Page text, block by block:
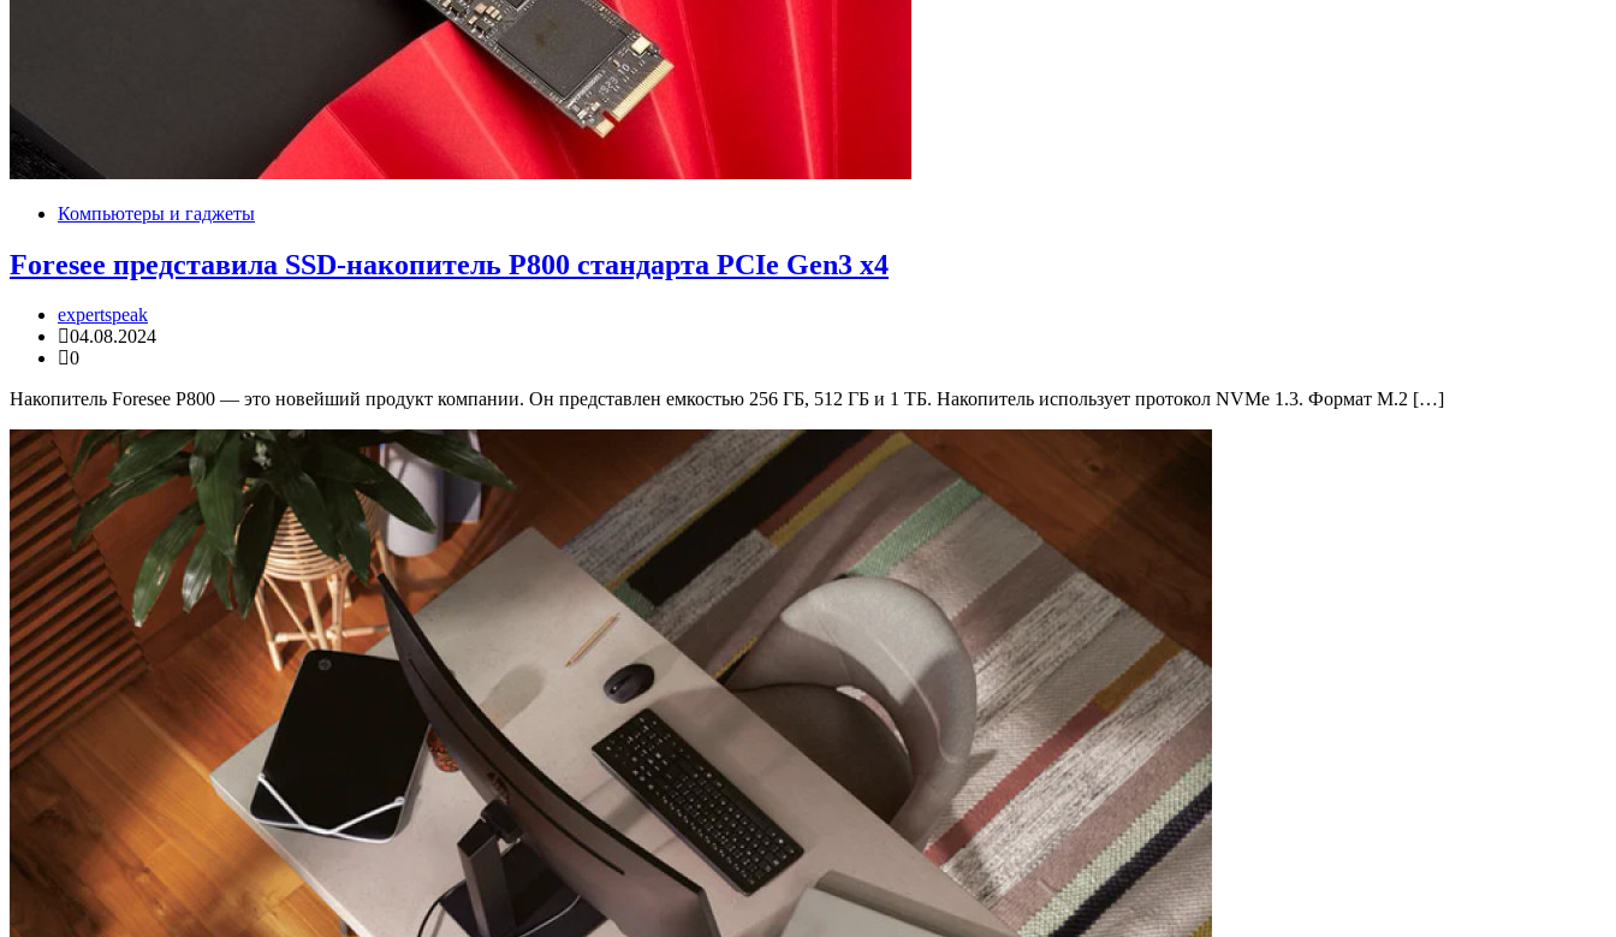
Компьютеры и гаджеты
Foresee представила SSD-накопитель P800 стандарта PCIe Gen3 x4
expertspeak
04.08.2024
0
Накопитель Foresee P800 — это новейший продукт компании. Он представлен емкостью 256 ГБ, 512 ГБ и 1 ТБ. Накопитель использует протокол NVMe 1.3. Формат M.2 […]